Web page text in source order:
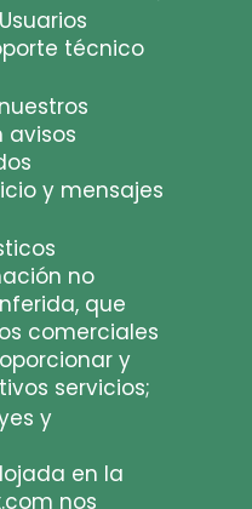
técnico
avisos
y mensajes
no
que
comerciales
y
servicios;
y
en la
nos